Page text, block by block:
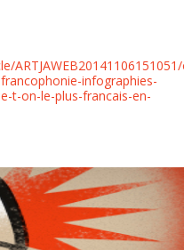
infographies-
t-on-le-plus-francais-en-